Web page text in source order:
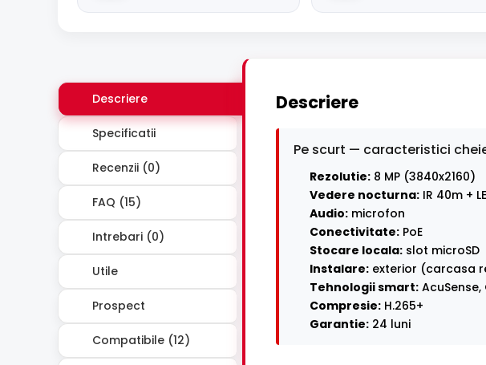
Descriere
Specificatii
Recenzii (0)
FAQ (15)
Intrebari (0)
Utile
Prospect
Compatibile (12)
Descriere
Pe scurt — caracteristici
Rezolutie: 8 MP (3840x2160)
Vedere nocturna: IR 40m +
Audio: microfon
Conectivitate: PoE
Stocare locala: slot microSD
Instalare: exterior (carcasa
Tehnologii smart:
Compresie: H.265+
Garantie: 24 luni